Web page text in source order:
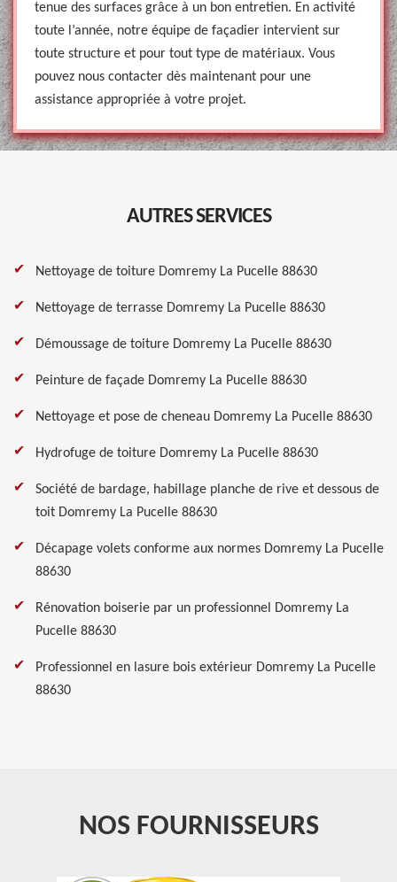
tenue des surfaces grâce à un bon entretien. En activité
toute l’année, notre équipe de façadier intervient sur
toute structure et pour tout type de matériaux. Vous
pouvez nous contacter dès maintenant pour une
assistance appropriée à votre projet.
AUTRES SERVICES
Nettoyage de toiture Domremy La Pucelle 88630
Nettoyage de terrasse Domremy La Pucelle 88630
Démoussage de toiture Domremy La Pucelle 88630
Peinture de façade Domremy La Pucelle 88630
Nettoyage et pose de cheneau Domremy La Pucelle 88630
Hydrofuge de toiture Domremy La Pucelle 88630
Société de bardage, habillage planche de rive et dessous de
toit Domremy La Pucelle 88630
Décapage volets conforme aux normes Domremy La Pucelle
88630
Rénovation boiserie par un professionnel Domremy La
Pucelle 88630
Professionnel en lasure bois extérieur Domremy La Pucelle
88630
NOS FOURNISSEURS